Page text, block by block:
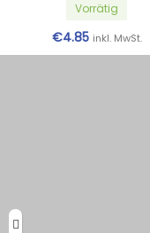
Vorrätig
€4.85 inkl. MwSt.